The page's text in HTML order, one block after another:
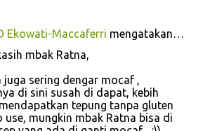
Ekowati-Maccaferri mengatakan…
mbak Ratna,
juga sering dengar mocaf ,
di sini susah di dapat, kebih
tepung tanpa gluten
use, mungkin mbak Ratna bisa di